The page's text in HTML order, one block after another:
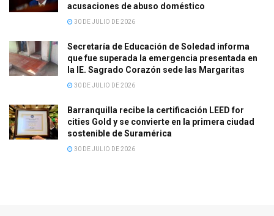
acusaciones de abuso doméstico
30 DE JULIO DE 2026
Secretaría de Educación de Soledad informa
que fue superada la emergencia presentada en
la IE. Sagrado Corazón sede las Margaritas
30 DE JULIO DE 2026
Barranquilla recibe la certificación LEED for
cities Gold y se convierte en la primera ciudad
sostenible de Suramérica
30 DE JULIO DE 2026